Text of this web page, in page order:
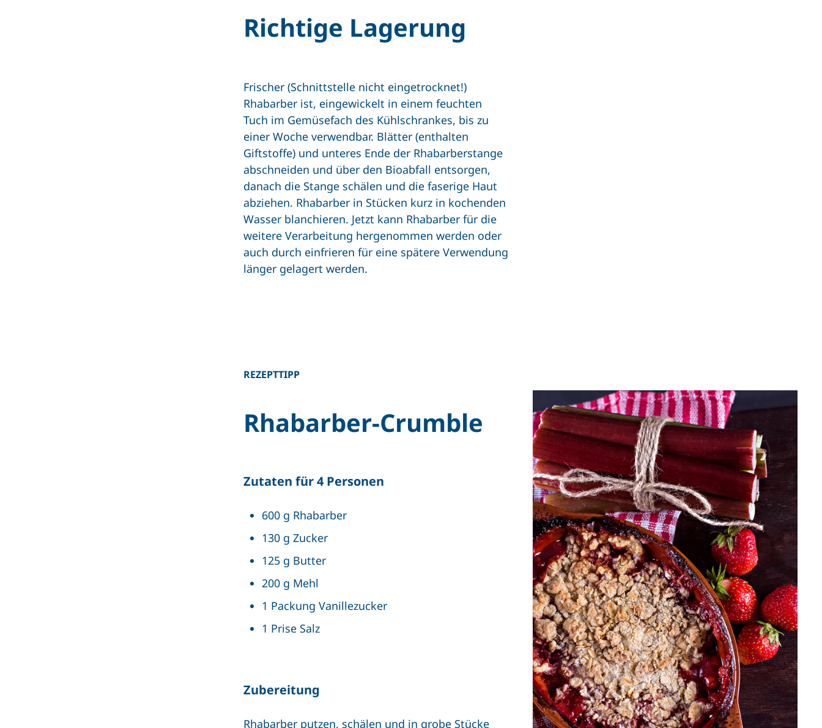
Richtige Lagerung
Frischer (Schnittstelle nicht eingetrocknet!)
Rhabarber ist, eingewickelt in einem feuchten
Tuch im Gemüsefach des Kühlschrankes, bis zu
einer Woche verwendbar. Blätter (enthalten
Giftstoffe) und unteres Ende der Rhabarberstange
abschneiden und über den Bioabfall entsorgen,
danach die Stange schälen und die faserige Haut
abziehen. Rhabarber in Stücken kurz in kochenden
Wasser blanchieren. Jetzt kann Rhabarber für die
weitere Verarbeitung hergenommen werden oder
auch durch einfrieren für eine spätere Verwendung
länger gelagert werden.
REZEPTTIPP
Rhabarber-Crumble
Zutaten für 4 Personen
600 g Rhabarber
130 g Zucker
125 g Butter
200 g Mehl
1 Packung Vanillezucker
1 Prise Salz
Zubereitung
Rhabarber putzen, schälen und in grobe Stücke